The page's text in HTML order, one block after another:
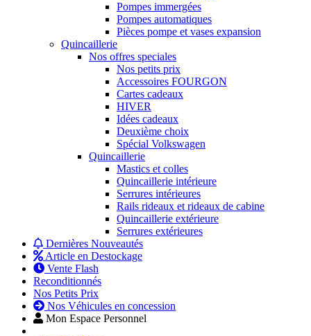
Pompes immergées
Pompes automatiques
Pièces pompe et vases expansion
Quincaillerie
Nos offres speciales
Nos petits prix
Accessoires FOURGON
Cartes cadeaux
HIVER
Idées cadeaux
Deuxième choix
Spécial Volkswagen
Quincaillerie
Mastics et colles
Quincaillerie intérieure
Serrures intérieures
Rails rideaux et rideaux de cabine
Quincaillerie extérieure
Serrures extérieures
Dernières Nouveautés
Article en Destockage
Vente Flash
Reconditionnés
Nos Petits Prix
Nos Véhicules en concession
Mon Espace Personnel